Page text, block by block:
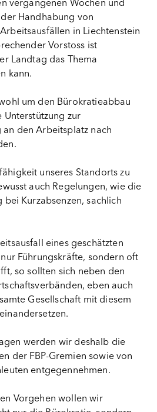
vergangenen Wochen und
Handhabung von
in Liechtenstein
Vorstoss ist
Landtag das Thema
kann.
um den Bürokratieabbau
Unterstützung zur
den Arbeitsplatz nach
unseres Standorts zu
auch Regelungen, wie die
Kurzabsenzen, sachlich
eines geschätzten
Führungskräfte, sondern oft
so sollten sich neben den
eben auch
Gesellschaft mit diesem
werden wir deshalb die
der FBP-Gremien sowie von
entgegennehmen.
Vorgehen wollen wir